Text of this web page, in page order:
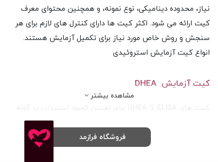
نیاز، محدوده دینامیکی، نوع نمونه، و همچنین محتوای معرف
کیت ارائه می شود. اکثر کیت ها دارای کنترل های لازم برای هر
سنجش و روش خاص مورد نیاز برای تکمیل آزمایش هستند.
انواع کیت آزمایش استروئیدی
کیت آزمایش DHEA
های مختلف استفاده می شود. آزمایش سولفات DHEA اغلب در
زنانی انجام می شود که نشانه هایی از داشتن هورمون های
مشاهده بیشتر
فروشگاه فرازمد
Farazmed.com